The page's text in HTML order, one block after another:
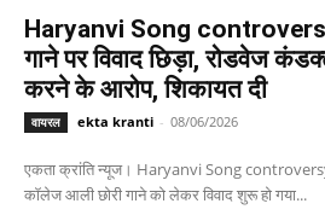
Haryanvi Song
गाने पर विवाद छिड़ा, रोडवेज
करने के आरोप, शिकायत दी
वायरल ekta kranti - 08/06/2026
एकता क्रांति न्यूज। Haryanvi Song controversy :
कॉलेज आली छोरी गाने को लेकर विवाद शुरू हो गया...